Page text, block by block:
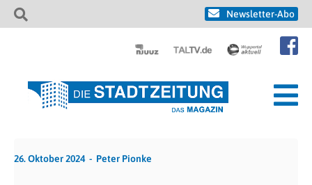
Newsletter-Abo
26. Oktober 2024 Peter Pionke